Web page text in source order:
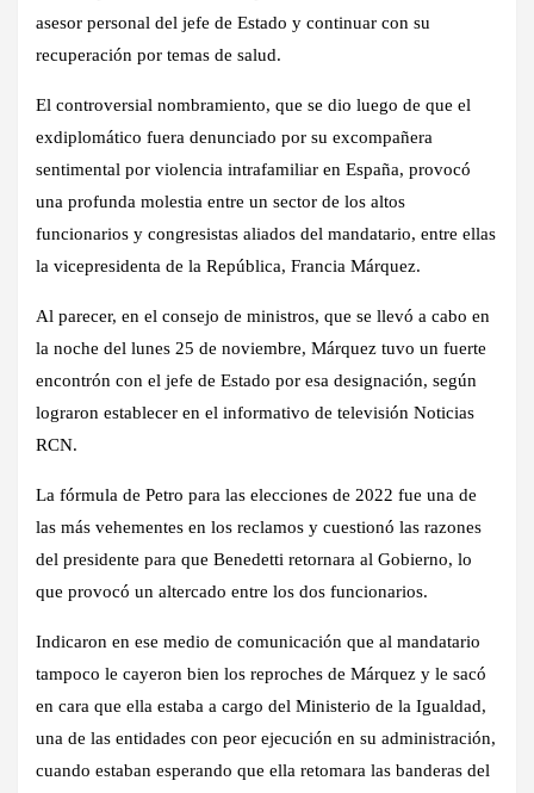
asesor personal del jefe de Estado y continuar con su
recuperación por temas de salud.
El controversial nombramiento, que se dio luego de que el
exdiplomático fuera denunciado por su excompañera
sentimental por violencia intrafamiliar en España, provocó
una profunda molestia entre un sector de los altos
funcionarios y congresistas aliados del mandatario, entre ellas
la vicepresidenta de la República, Francia Márquez.
Al parecer, en el consejo de ministros, que se llevó a cabo en
la noche del lunes 25 de noviembre, Márquez tuvo un fuerte
encontrón con el jefe de Estado por esa designación, según
lograron establecer en el informativo de televisión Noticias
RCN.
La fórmula de Petro para las elecciones de 2022 fue una de
las más vehementes en los reclamos y cuestionó las razones
del presidente para que Benedetti retornara al Gobierno, lo
que provocó un altercado entre los dos funcionarios.
Indicaron en ese medio de comunicación que al mandatario
tampoco le cayeron bien los reproches de Márquez y le sacó
en cara que ella estaba a cargo del Ministerio de la Igualdad,
una de las entidades con peor ejecución en su administración,
cuando estaban esperando que ella retomara las banderas del